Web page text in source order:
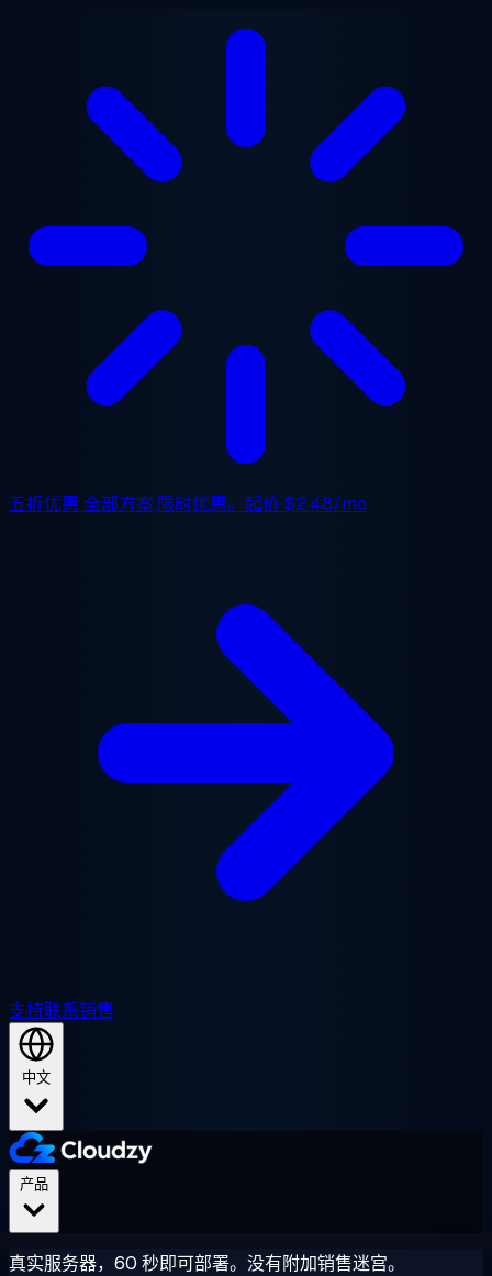
五折优惠 全部方案,限时优惠。起价$2.48/mo
支持联系销售
中文
真实服务器，60 秒即可部署。没有附加销售迷宫。